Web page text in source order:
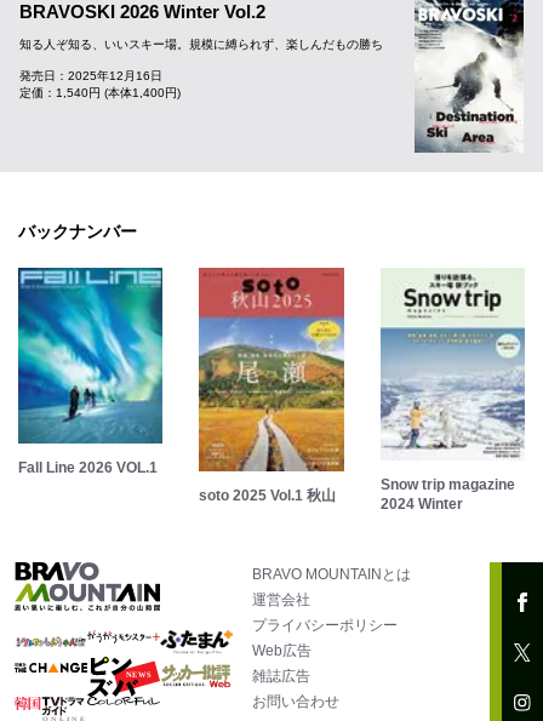
BRAVOSKI 2026 Winter Vol.2
知る人ぞ知る、いいスキー場。規模に縛られず、楽しんだもの勝ち
発売日：2025年12月16日
定価：1,540円 (本体1,400円)
バックナンバー
Fall Line 2026 VOL.1
soto 2025 Vol.1 秋山
Snow trip magazine
2024 Winter
BRAVO MOUNTAINとは
運営会社
プライバシーポリシー
Web広告
雑誌広告
お問い合わせ